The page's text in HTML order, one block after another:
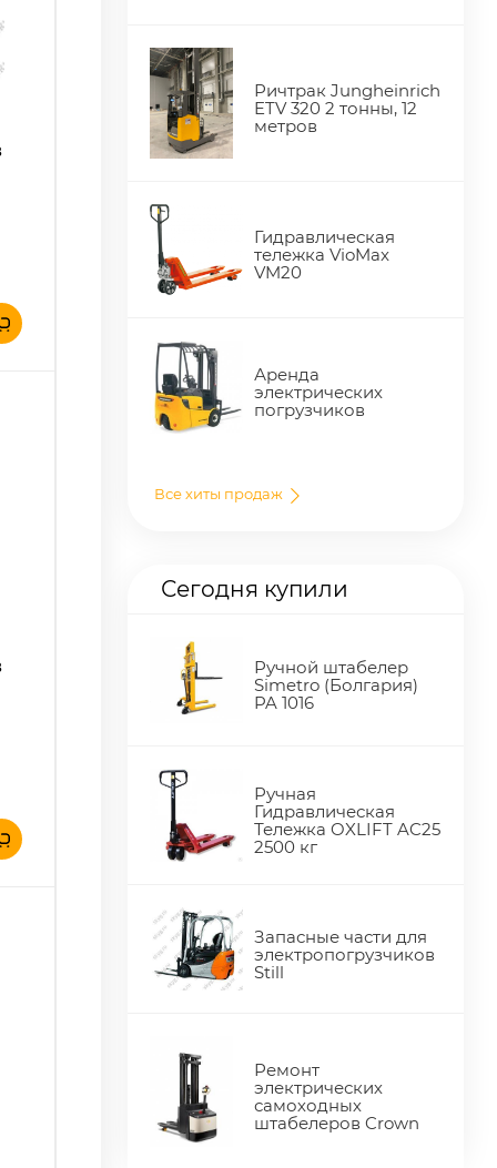
Ричтрак Jungheinrich
ETV 320 2 тонны, 12
метров
Гидравлическая
тележка VioMax
VM20
Аренда
электрических
погрузчиков
Все хиты продаж
Сегодня купили
Ручной штабелер
Simetro (Болгария)
PA 1016
Ручная
Гидравлическая
Тележка OXLIFT AC25
2500 кг
Запасные части для
электропогрузчиков
Still
Ремонт
электрических
самоходных
штабелеров Crown